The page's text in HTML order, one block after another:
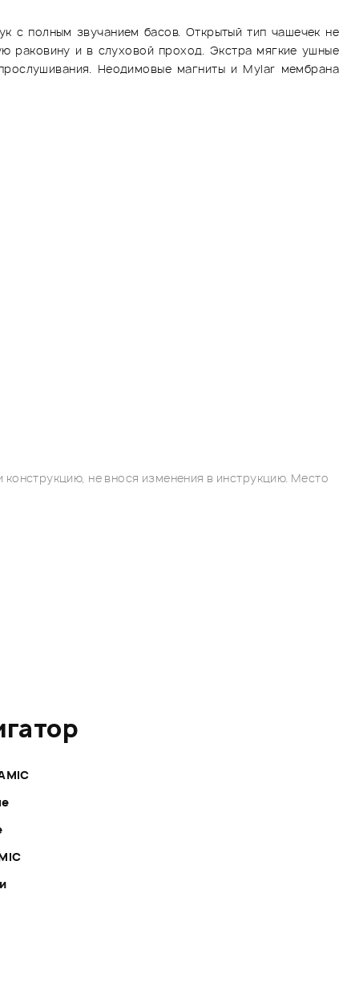
с полным звучанием басов. Открытый тип чашечек не
раковину и в слуховой проход. Экстра мягкие ушные
Неодимовые магниты и Mylar мембрана
не внося изменения в инструкцию. Место